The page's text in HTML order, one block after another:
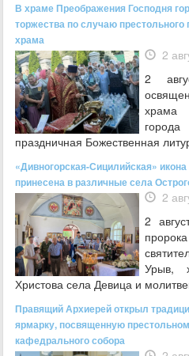
В храме Преображения Господня
торжества по случаю престольного
храма
2
2
храма
праздничная Божественная
«Дивногорская-Сицилийская»
принесена в различные села
2
2
Урыв,
Христова села Девица и
Правящий Архиерей открыл
ярмарку, посвященную
кафедрального собора